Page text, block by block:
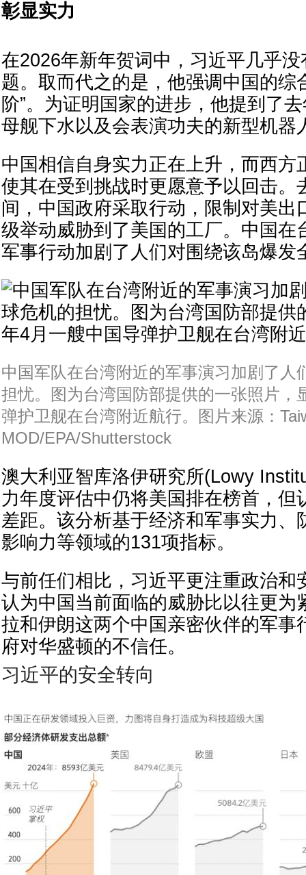
彰显实力
在2026年新年贺词中，习近平几乎
题。取而代之的是，他强调中国的综
阶”。为证明国家的进步，他提到了
母舰下水以及会表演功夫的新型机器
中国相信自身实力正在上升，而西方
使其在受到挑战时更愿意予以回击。
间，中国政府采取行动，限制对美出
级举动威胁到了美国的工厂。中国在
军事行动加剧了人们对围绕该岛爆发
中国军队在台湾附近的军事演习加剧了人
担忧。图为台湾国防部提供的一张照片，
弹护卫舰在台湾附近航行。图片来源：
MOD/EPA/Shutterstock
澳大利亚智库洛伊研究所(Lowy
力年度评估中仍将美国排在榜首，但
差距。该分析基于经济和军事实力、
影响力等领域的131项指标。
与前任们相比，习近平更注重政治和
认为中国当前面临的威胁比以往更为
拉和伊朗这两个中国亲密伙伴的军事
府对华盛顿的不信任。
习近平的安全转向